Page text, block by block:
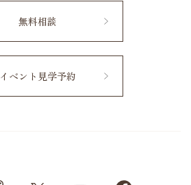
無料相談
イベント見学予約